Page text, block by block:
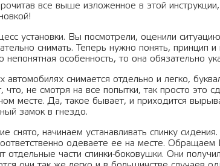
все выше изложенное в этой
установки. Вы посмотрели, оценили
снимать. Теперь нужно понять, принцип
непонятная особенность, то она обязательно
автомобилях снимается отдельно и легко,
не смотря на все попытки, так просто это
месте. Да, такое бывает, и приходится
замок в гнездо.
снято, начинаем устанавливать спинку
одеваете ее на месте.
отдельные части спинки-боковушки. Они